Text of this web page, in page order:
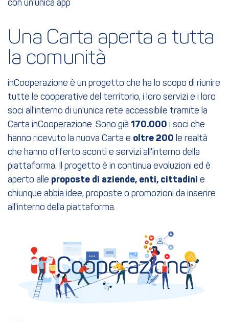
con un'unica app
Una Carta aperta a tutta
la comunità
inCooperazione è un progetto che ha lo scopo di riunire
tutte le cooperative del territorio, i loro servizi e i loro
soci all'interno di un'unica rete accessibile tramite la
Carta inCooperazione. Sono già 170.000 i soci che
hanno ricevuto la nuova Carta e oltre 200 le realtà
che hanno offerto sconti e servizi all'interno della
piattaforma. Il progetto è in continua evoluzioni ed è
aperto alle proposte di aziende, enti, cittadini e
chiunque abbia idee, proposte o promozioni da inserire
all'interno della piattaforma.